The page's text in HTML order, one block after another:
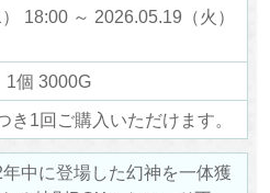
18:00 ～ 2026.05.19（火）
1個 3000G
き1回ご購入いただけます。
中に登場した幻神を一体獲